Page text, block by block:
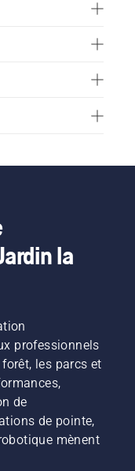
la
professionnels
les parcs et
de
de pointe,
mènent